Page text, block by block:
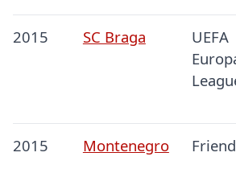
2015 SC Braga
UEFA
2015 Montenegro